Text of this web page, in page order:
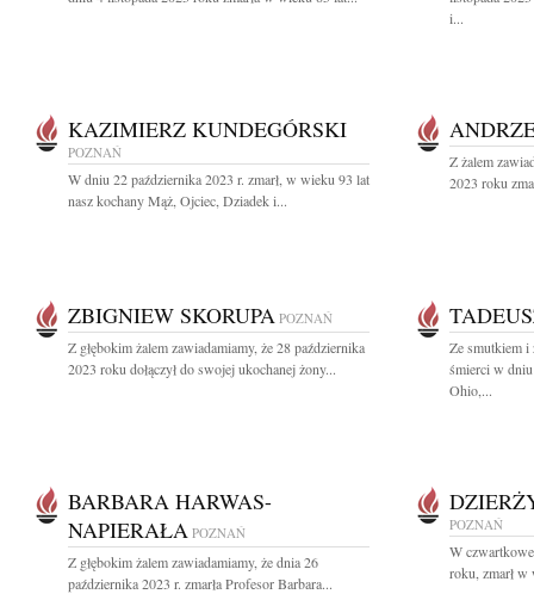
i...
KAZIMIERZ KUNDEGÓRSKI
POZNAŃ
W dniu 22 października 2023 r. zmarł, w wieku 93 lat
nasz kochany Mąż, Ojciec, Dziadek i...
Z żalem
2023 roku
ZBIGNIEW SKORUPA POZNAŃ
Z głębokim żalem zawiadamiamy, że 28 października
2023 roku dołączył do swojej ukochanej żony...
Ze smutkiem i
śmierci w
Ohio,...
BARBARA HARWAS-
NAPIERAŁA POZNAŃ
Z głębokim żalem zawiadamiamy, że dnia 26
października 2023 r. zmarła Profesor Barbara...
POZNAŃ
W
roku, zmarł